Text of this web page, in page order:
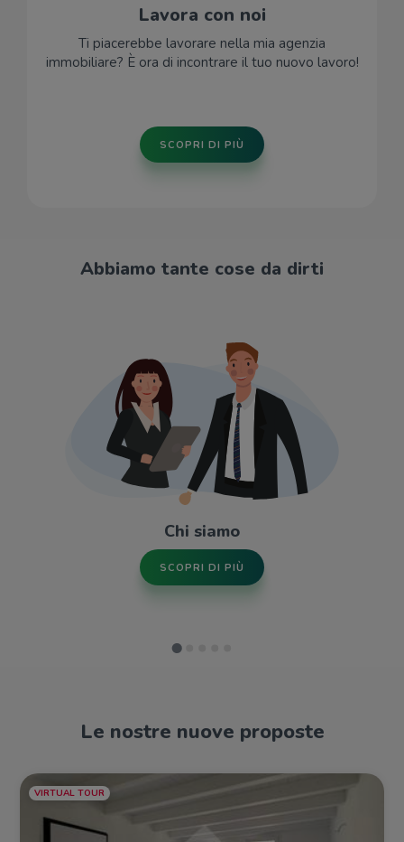
Lavora con noi
Ti piacerebbe lavorare nella mia agenzia
immobiliare? È ora di incontrare il tuo nuovo lavoro!
SCOPRI DI PIÙ
Abbiamo tante cose da dirti
Chi siamo
SCOPRI DI PIÙ
Le nostre nuove proposte
VIRTUAL TOUR